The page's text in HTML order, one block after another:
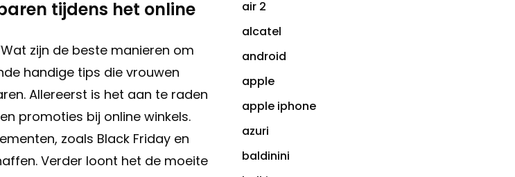
tijdens het online
zijn de beste manieren om
handige tips die vrouwen
Allereerst is het aan te raden
promoties bij online winkels.
zoals Black Friday en
Verder loont het de moeite
air 2
alcatel
android
apple
apple iphone
azuri
baldinini